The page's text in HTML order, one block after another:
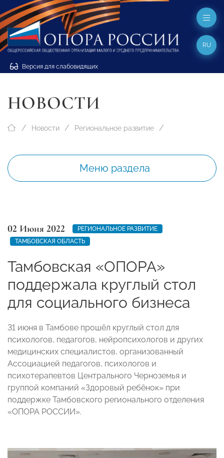
Версия для слабовидящих
RU
НОВОСТИ
Новости Региональное развитие
Меню раздела
02 Июня 2022
РЕГИОНАЛЬНОЕ РАЗВИТИЕ
ТАМБОВСКАЯ ОБЛАСТЬ
Тамбовская «ОПОРА»
поддержала круглый стол
для социального бизнеса
31 июня в Тамбове прошёл круглый стол для
психологов, педагогов, нейропсихологов и других
медицинских специалистов, организованный
Ассоциацией педагогов, психологов и
психотерапевтов Центрального Черноземья и
группой компаний «Здоровый ребёнок» при
поддержке Тамбовского регионального отделения
«ОПОРА РОССИИ».